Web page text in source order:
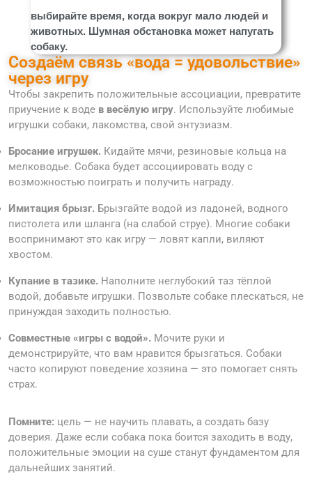
выбирайте время, когда вокруг мало людей и
животных. Шумная обстановка может напугать
собаку.
Создаём связь «вода = удовольствие»
через игру
Чтобы закрепить положительные ассоциации, превратите
приучение к воде в весёлую игру. Используйте любимые
игрушки собаки, лакомства, свой энтузиазм.
Бросание игрушек. Кидайте мячи, резиновые кольца на
мелководье. Собака будет ассоциировать воду с
возможностью поиграть и получить награду.
Имитация брызг. Брызгайте водой из ладоней, водного
пистолета или шланга (на слабой струе). Многие собаки
воспринимают это как игру — ловят капли, виляют
хвостом.
Купание в тазике. Наполните неглубокий таз тёплой
водой, добавьте игрушки. Позвольте собаке плескаться, не
принуждая заходить полностью.
Совместные «игры с водой». Мочите руки и
демонстрируйте, что вам нравится брызгаться. Собаки
часто копируют поведение хозяина — это помогает снять
страх.
Помните: цель — не научить плавать, а создать базу
доверия. Даже если собака пока боится заходить в воду,
положительные эмоции на суше станут фундаментом для
дальнейших занятий.